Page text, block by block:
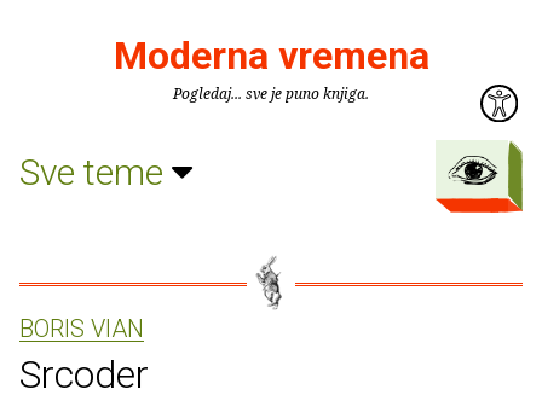
Moderna vremena
Pogledaj... sve je puno knjiga.
Sve teme
BORIS VIAN
Srcoder